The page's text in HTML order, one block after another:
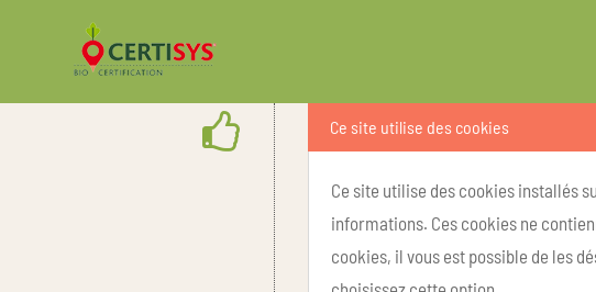
Ce site utilise des cookies
Ce site utilise des cookies installés
informations. Ces cookies ne
cookies, il vous est possible de les